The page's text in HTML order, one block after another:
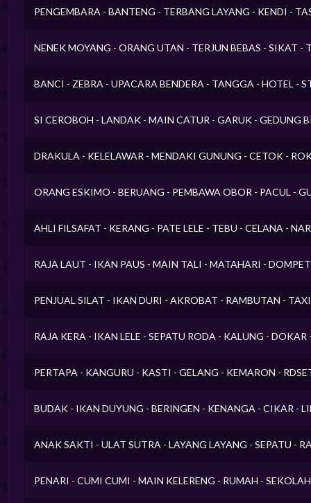
PENGEMBARA - BANTENG - TERBANG LAYANG - KENDI -
NENEK MOYANG - ORANG UTAN - TERJUN BEBAS - SIKAT -
BANCI - ZEBRA - UPACARA BENDERA - TANGGA - HOTEL -
SI CEROBOH - LANDAK - MAIN CATUR - GARUK - GEDUNG
DRAKULA - KELELAWAR - MENDAKI GUNUNG - CETOK -
ORANG ESKIMO - BERUANG - PEMBAWA OBOR - PACUL -
AHLI FILSAFAT - KERANG - PATE LELE - TEBU - CELANA -
RAJA LAUT - IKAN PAUS - MAIN TALI - MATAHARI -
PENJUAL SILAT - IKAN DURI - AKROBAT - RAMBUTAN -
RAJA KERA - IKAN LELE - SEPATU RODA - KALUNG -
PERTAPA - KANGURU - KASTI - GELANG - KEMARON -
BUDAK - IKAN DUYUNG - BERINGEN - KENANGA - CIKAR -
ANAK SAKTI - ULAT SUTRA - LAYANG LAYANG - SEPATU -
PENARI - CUMI CUMI - MAIN KELERENG - RUMAH -